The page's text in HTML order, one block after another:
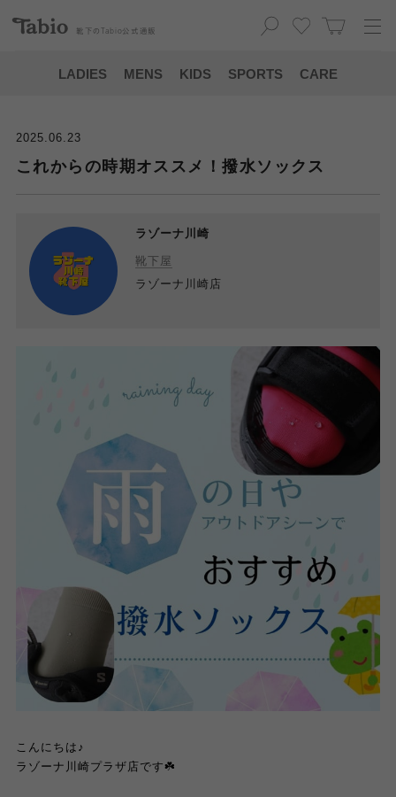
靴下の Tabio 公式通販
LADIES MENS KIDS SPORTS CARE
2025.06.23
これからの時期オススメ！撥水ソックス
ラゾーナ川崎
靴下屋
ラゾーナ川崎店
こんにちは♪
ラゾーナ川崎プラザ店です☘️